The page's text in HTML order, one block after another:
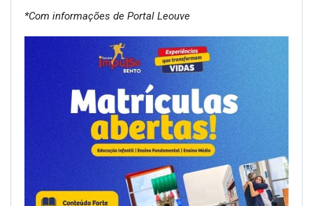
*Com informações de Portal Leouve